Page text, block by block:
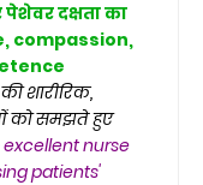
दक्षता का
compassion,
शारीरिक,
को समझते हुए
excellent nurse
patients'